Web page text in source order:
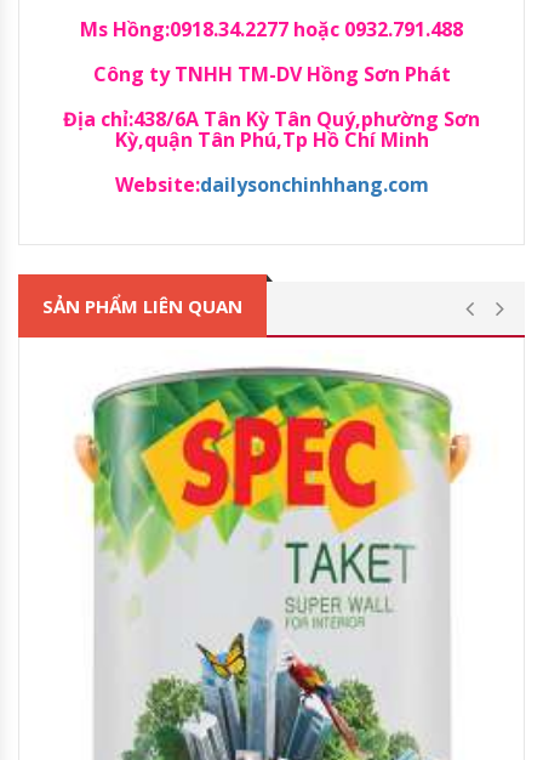
Ms Hồng:0918.34.2277 hoặc 0932.791.488
Công ty TNHH TM-DV Hồng Sơn Phát
Địa chỉ:438/6A Tân Kỳ Tân Quý,phường Sơn
Kỳ,quận Tân Phú,Tp Hồ Chí Minh
Website:dailysonchinhhang.com
SẢN PHẨM LIÊN QUAN